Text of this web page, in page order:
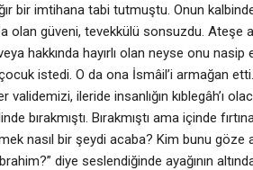
bir imtihana tabi tutmuştu. Onun
olan güveni, tevekkülü sonsuzdu. Ateşe
hakkında hayırlı olan neyse onu
istedi. O da ona İsmâil’i armağan etti.
validemizi, ileride insanlığın kıblegâh’ı
bırakmıştı. Bırakmıştı ama içinde
nasıl bir şeydi acaba? Kim bunu göze
diye seslendiğinde ayağının